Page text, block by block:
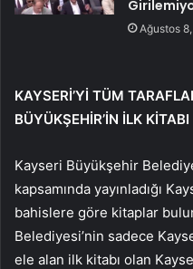
Ağustos
KAYSERİ’Yİ TÜM
BÜYÜKŞEHİR’İN İLK KİTABI
Kayseri Büyükşehir
kapsamında yayınladığı
bahislere göre kitaplar
Belediyesi’nin sadece
ele alan ilk kitabı olan